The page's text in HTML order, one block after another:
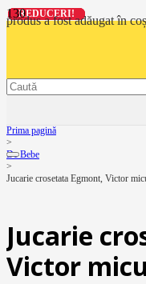
produsa fost adăugat în
Prima pagină
>
De Bebe
>
Jucarie crosetata Egmont, Victor
Jucarie
Victor
REDUCERI!
REDUCERI!
REDUCERI!
REDUCERI!